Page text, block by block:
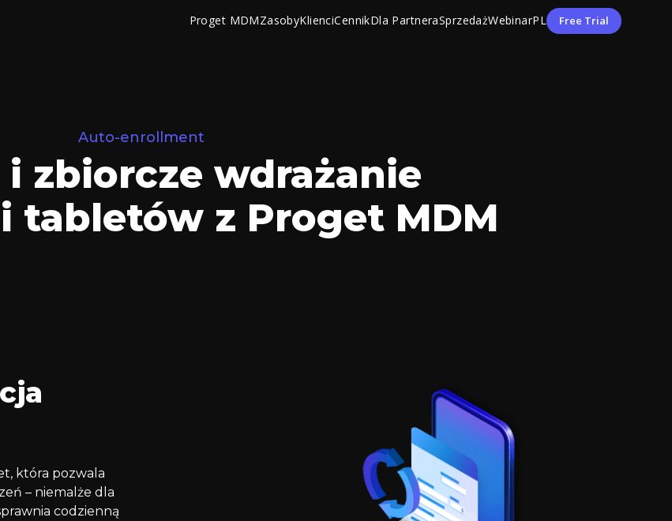
Proget MDMZasobyKlienciCennikDla PartneraSprzedażWebinarPL Free Trial
Auto-enrollment
i zbiorcze wdrażanie
tabletów z Proget MDM
która pozwala
– niemalże dla
codzienną